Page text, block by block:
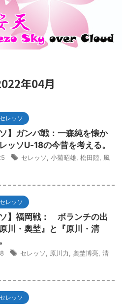
年04月
セレッソ
ソ】ガンバ戦：一森純を懐か
ッソU‐18の今昔を考える。
セレッソ 小菊昭雄 松田陸 風
セレッソ
ソ】福岡戦： ボランチの出
川・奧埜』と『原川・清
セレッソ 原川力 奧埜博亮 清
セレッソ